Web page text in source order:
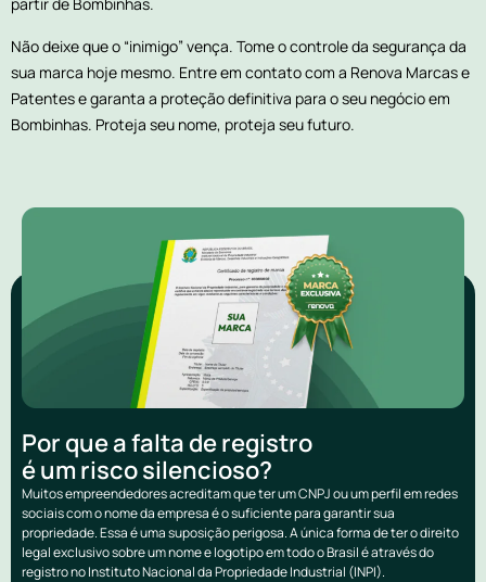
partir de Bombinhas.
Não deixe que o “inimigo” vença. Tome o controle da segurança da
sua marca hoje mesmo. Entre em contato com a Renova Marcas e
Patentes e garanta a proteção definitiva para o seu negócio em
Bombinhas. Proteja seu nome, proteja seu futuro.
Por que a falta de registro
é um risco silencioso?
Muitos empreendedores acreditam que ter um CNPJ ou um perfil em redes
sociais com o nome da empresa é o suficiente para garantir sua
propriedade. Essa é uma suposição perigosa. A única forma de ter o direito
legal exclusivo sobre um nome e logotipo em todo o Brasil é através do
registro no Instituto Nacional da Propriedade Industrial (INPI).